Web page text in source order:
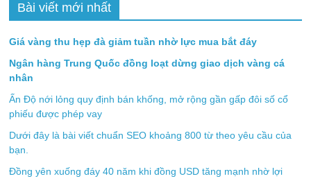
Bài viết mới nhất
Giá vàng thu hẹp đà giảm tuần nhờ lực mua bắt đáy
Ngân hàng Trung Quốc đồng loạt dừng giao dịch vàng cá
nhân
Ấn Độ nới lỏng quy định bán khống, mở rộng gần gấp đôi số cổ
phiếu được phép vay
Dưới đây là bài viết chuẩn SEO khoảng 800 từ theo yêu cầu của
bạn.
Đồng yên xuống đáy 40 năm khi đồng USD tăng mạnh nhờ lợi